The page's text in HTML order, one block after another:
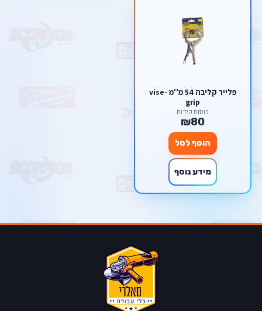
פלייר קליבה 54 מ''מ vise-
grip
כוסות קידוח
₪80
הוסף לסל
מידע נוסף